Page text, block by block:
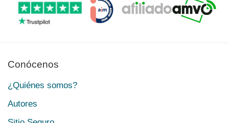
Conócenos
¿Quiénes somos?
Autores